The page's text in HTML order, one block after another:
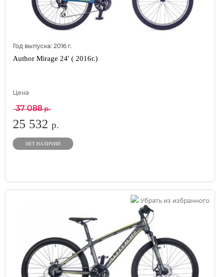
Год выпуска: 2016 г.
Author Mirage 24' ( 2016г.)
Цена
37 088р.
25 532 р.
НЕТ НАЛИЧИИ
Убрать из избранного